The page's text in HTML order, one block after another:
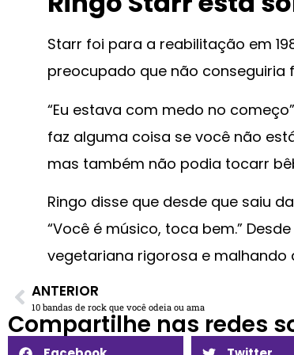
Starr foi para a reabilitação em
preocupado que não conseguiria
“Eu estava com medo no
faz alguma coisa se você não
mas também não podia tocarr
Ringo disse que desde que saiu
“Você é músico, toca bem.”
vegetariana rigorosa e malhando
ANTERIOR
10 bandas de rock que você odeia ou ama
Compartilhe nas redes